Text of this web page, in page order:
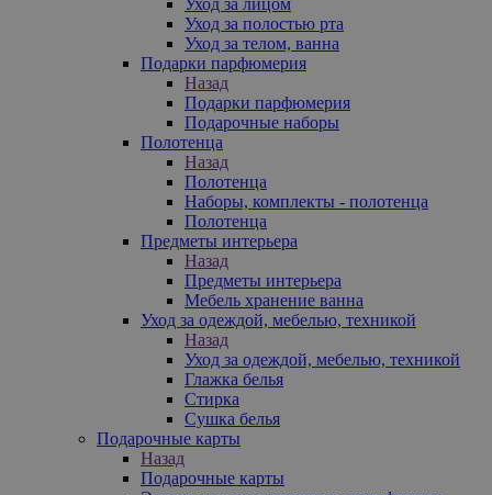
Уход за полостью рта
Уход за телом, ванна
Подарки парфюмерия
Назад
Подарки парфюмерия
Подарочные наборы
Полотенца
Назад
Полотенца
Наборы, комплекты - полотенца
Полотенца
Предметы интерьера
Назад
Предметы интерьера
Мебель хранение ванна
Уход за одеждой, мебелью, техникой
Назад
Уход за одеждой, мебелью, техникой
Глажка белья
Стирка
Сушка белья
Подарочные карты
Назад
Подарочные карты